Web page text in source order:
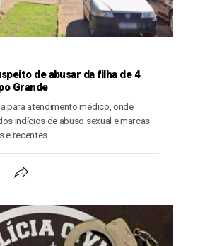
de abusar da filha de 4
Grande
para atendimento médico, onde
indícios de abuso sexual e marcas
e recentes.